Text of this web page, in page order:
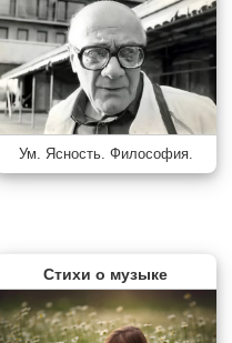
Ум. Ясность. Философия.
Стихи о музыке